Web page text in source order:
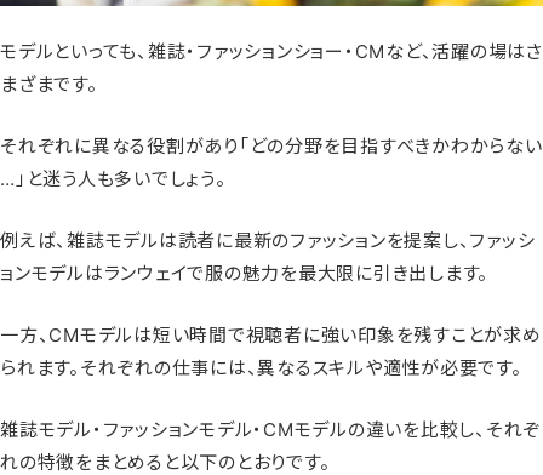
モデルといっても、雑誌・ファッションショー・CMなど、活躍の場はさ
まざまです。
それぞれに異なる役割があり「どの分野を目指すべきかわからない
…」と迷う人も多いでしょう。
例えば、雑誌モデルは読者に最新のファッションを提案し、ファッシ
ョンモデルはランウェイで服の魅力を最大限に引き出します。
一方、CMモデルは短い時間で視聴者に強い印象を残すことが求め
られます。それぞれの仕事には、異なるスキルや適性が必要です。
雑誌モデル・ファッションモデル・CMモデルの違いを比較し、それぞ
れの特徴をまとめると以下のとおりです。